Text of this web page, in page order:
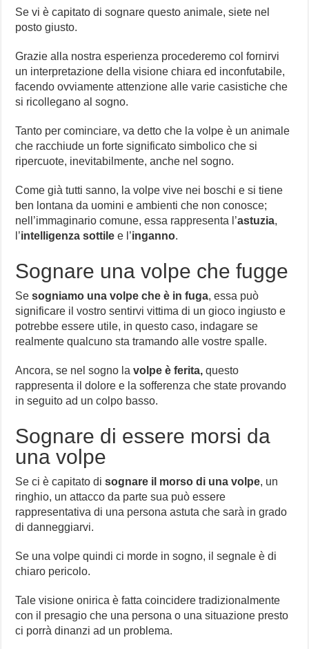
Se vi è capitato di sognare questo animale, siete nel
posto giusto.
Grazie alla nostra esperienza procederemo col fornirvi
un interpretazione della visione chiara ed inconfutabile,
facendo ovviamente attenzione alle varie casistiche che
si ricollegano al sogno.
Tanto per cominciare, va detto che la volpe è un animale
che racchiude un forte significato simbolico che si
ripercuote, inevitabilmente, anche nel sogno.
Come già tutti sanno, la volpe vive nei boschi e si tiene
ben lontana da uomini e ambienti che non conosce;
nell’immaginario comune, essa rappresenta l’astuzia,
l’intelligenza sottile e l’inganno.
Sognare una volpe che fugge
Sesogniamo una volpe che è in fuga, essa può
significare il vostro sentirvi vittima di un gioco ingiusto e
potrebbe essere utile, in questo caso, indagare se
realmente qualcuno sta tramando alle vostre spalle.
Ancora, se nel sogno lavolpe è ferita,questo
rappresenta il dolore e la sofferenza che state provando
in seguito ad un colpo basso.
Sognare di essere morsi da
una volpe
Se ci è capitato disognare il morso di una volpe, un
ringhio, un attacco da parte sua può essere
rappresentativa di una persona astuta che sarà in grado
di danneggiarvi.
Se una volpe quindi ci morde in sogno, il segnale è di
chiaro pericolo.
Tale visione onirica è fatta coincidere tradizionalmente
con il presagio che una persona o una situazione presto
ci porrà dinanzi ad un problema.